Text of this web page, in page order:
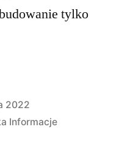
tylko
2022
Informacje